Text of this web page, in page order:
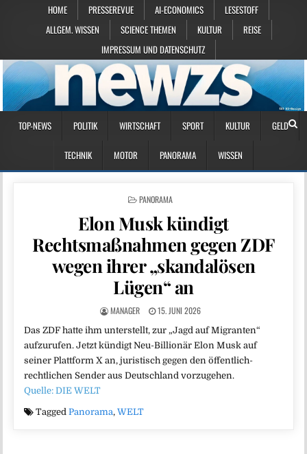
HOME PRESSEREVUE AI-ECONOMICS
LESESTOFF
ALLGEM. WISSEN
SCIENCE THEMEN KULTUR
REISE
IMPRESSUM UND DATENSCHUTZ
TOP-NEWS POLITIK WIRTSCHAFT SPORT KULTUR GELD
TECHNIK MOTOR PANORAMA WISSEN
POSTED IN
PANORAMA
Elon Musk kündigt
Rechtsmaßnahmen gegen ZDF
wegen ihrer „skandalösen
Lügen“ an
MANAGER 15. JUNI 2026
Das ZDF hatte ihm unterstellt, zur „Jagd auf Migranten“
aufzurufen. Jetzt kündigt Neu-Billionär Elon Musk auf
seiner Plattform X an, juristisch gegen den öffentlich-
rechtlichen Sender aus Deutschland vorzugehen.
Quelle: DIE WELT
TaggedPanorama,WELT